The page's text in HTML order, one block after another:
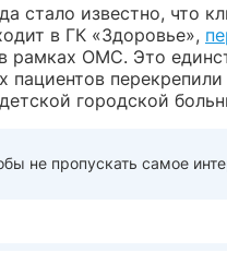
стало известно, что
в ГК «Здоровье»,
ОМС. Это
пациентов
городской
не пропускать самое